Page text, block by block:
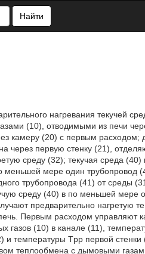
Найти
нагревания текучей
(10), отводимыми из печи
камеру (20) с первым
через первую стенку (21),
среду (32); текучая среда
мере один трубопровод
трубопровода (41) от среды
среду (40) в по меньшей мере
предварительно нагретую
Первым расходом
(10) в канале (11),
температуры Tpp первой
теплообмена с дымовыми